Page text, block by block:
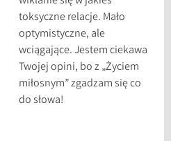
toksyczne relacje. Mało
optymistyczne, ale
wciągające. Jestem ciekawa
Twojej opini, bo z „Życiem
miłosnym” zgadzam się co
do słowa!